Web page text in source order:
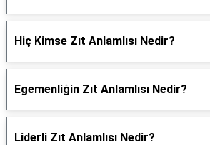
Hiç Kimse Zıt Anlamlısı Nedir?
Egemenliğin Zıt Anlamlısı Nedir?
Liderli Zıt Anlamlısı Nedir?